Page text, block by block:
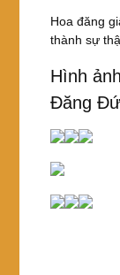
Hoa đăng
thành sự
Hình
Đăng